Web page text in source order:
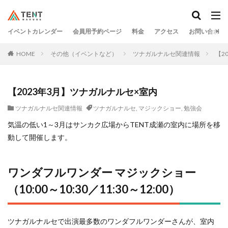
イベントカレンダー 会員用予約ページ 料金 アクセス お問い合わせ
HOME その他（イベントなど） ツナガルナルセ関連情報 【
【2023年3月】ツナガルナルセ×室内
ツナガルナルセ関連情報 ツナガルナルセ, マジックショー, 勉強会
気温の低い1～3月はサンカク広場からTENT成瀬の室内に場所を移
動して開催します。
ワンダフルワンダー マジックショー
（10:00～10:30／11:30～12:00）
ツナガルナルセで出演最多数のワンダフルワンダーさんが、室内